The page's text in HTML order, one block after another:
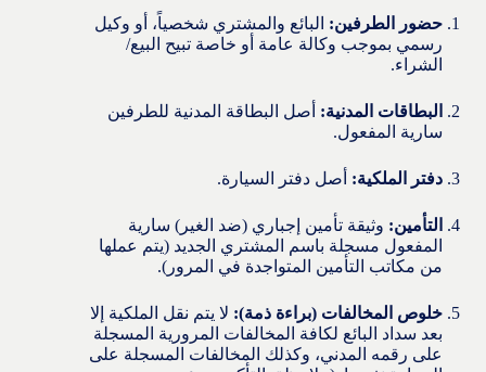
حضور الطرفين: البائع والمشتري شخصياً، أو وكيل
رسمي بموجب وكالة عامة أو خاصة تبيح البيع/
الشراء.
البطاقات المدنية: أصل البطاقة المدنية للطرفين
سارية المفعول.
دفتر الملكية: أصل دفتر السيارة.
التأمين: وثيقة تأمين إجباري (ضد الغير) سارية
المفعول مسجلة باسم المشتري الجديد (يتم عملها
من مكاتب التأمين المتواجدة في المرور).
خلوص المخالفات (براءة ذمة): لا يتم نقل الملكية إلا
بعد سداد البائع لكافة المخالفات المرورية المسجلة
على رقمه المدني، وكذلك المخالفات المسجلة على